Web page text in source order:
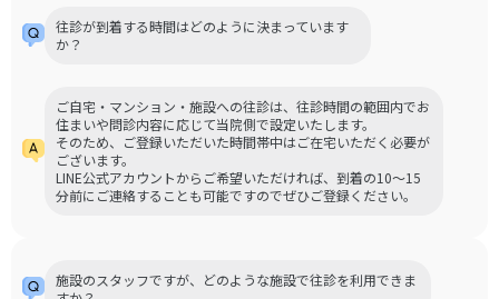
往診が到着する時間はどのように決まっています
か？
ご自宅・マンション・施設への往診は、往診時間の範囲内でお
住まいや問診内容に応じて当院側で設定いたします。
そのため、ご登録いただいた時間帯中はご在宅いただく必要が
ございます。
LINE公式アカウントからご希望いただければ、到着の10～15
分前にご連絡することも可能ですのでぜひご登録ください。
施設のスタッフですが、どのような施設で往診を利用できま